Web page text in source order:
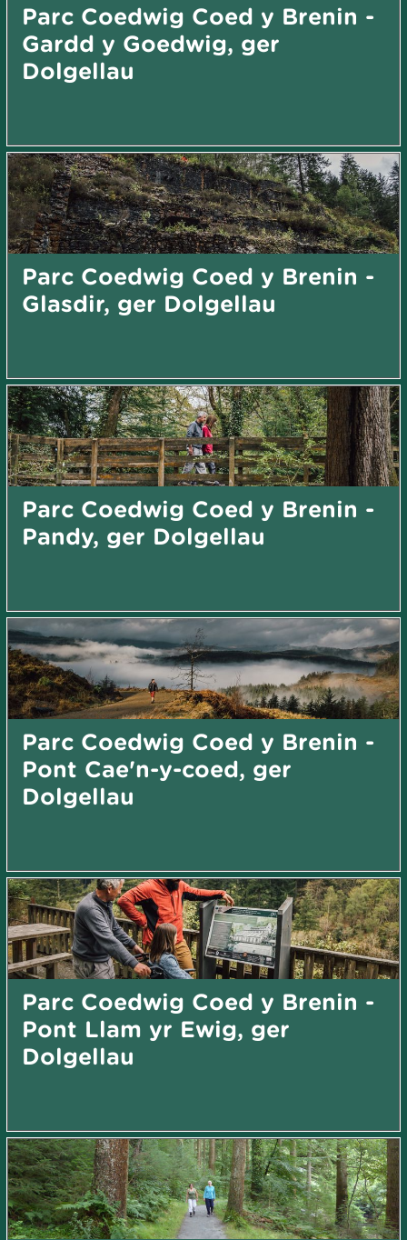
Parc Coedwig Coed y Brenin -
Gardd y Goedwig, ger
Dolgellau
Parc Coedwig Coed y Brenin -
Glasdir, ger Dolgellau
Parc Coedwig Coed y Brenin -
Pandy, ger Dolgellau
Parc Coedwig Coed y Brenin -
Pont Cae'n-y-coed, ger
Dolgellau
Parc Coedwig Coed y Brenin -
Pont Llam yr Ewig, ger
Dolgellau